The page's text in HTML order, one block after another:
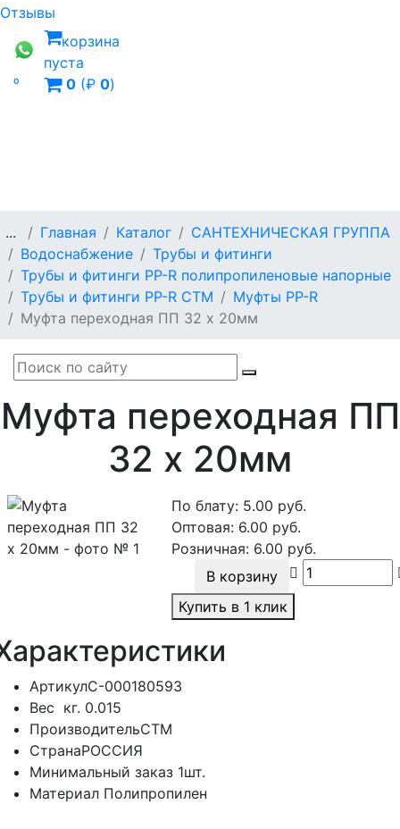
Отзывы

корзина
пуста
0 (₽ 0)
... Главная Каталог
САНТЕХНИЧЕСКАЯ ГРУППА
Водоснабжение
Трубы и фитинги
Трубы и фитинги PP-R полипропиленовые напорные
Трубы и фитинги PP-R СТМ
Муфты PP-R
Муфта переходная ПП 32 х 20мм
Муфта переходная ПП
32 х 20мм
АртикулС-000180593
Вес кг. 0.015
ПроизводительСТМ
СтранаРОССИЯ
Минимальный заказ 1шт.
Материал Полипропилен
По блату: 5.00 руб.
Оптовая: 6.00 руб.
Розничная: 6.00 руб.
В корзину
Купить в 1 клик